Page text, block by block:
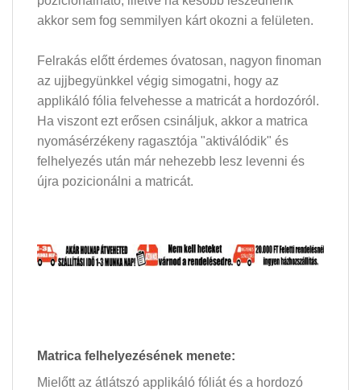
akkor sem fog semmilyen kárt okozni a felületen.
Felrakás előtt érdemes óvatosan, nagyon finoman
az ujjbegyünkkel végig simogatni, hogy az
applikáló fólia felvehesse a matricát a hordozóról.
Ha viszont ezt erősen csináljuk, akkor a matrica
nyomásérzékeny ragasztója "aktiválódik" és
felhelyezés után már nehezebb lesz levenni és
újra pozicionálni a matricát.
Matrica felhelyezésének menete:
Mielőtt az átlátszó applikáló fóliát és a hordozó